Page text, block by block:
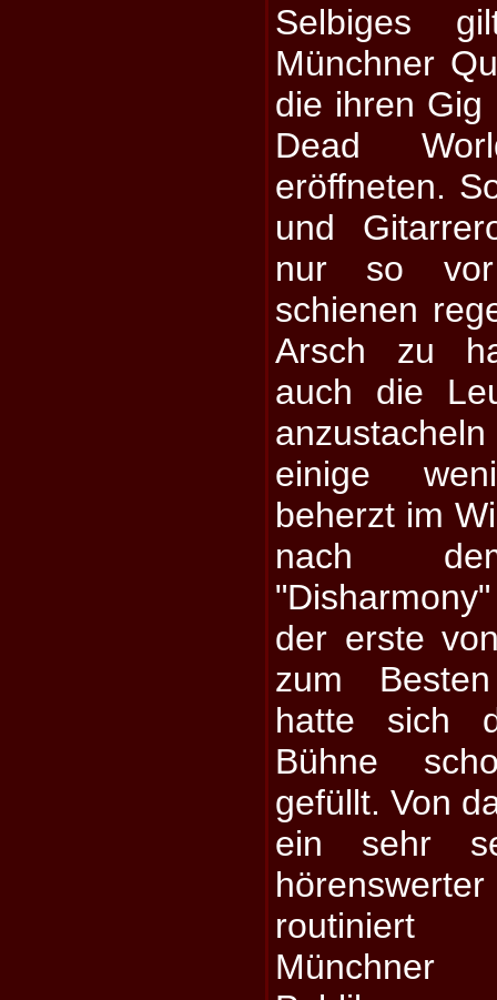
Selbiges
Münchner
die ihren Gig
Dead
eröffneten.
und
nur so vor
schienen
Arsch zu
auch die
einige
beherzt im
nach
der erste
zum
hatte sich
Bühne
gefüllt. Von
ein sehr
routiniert